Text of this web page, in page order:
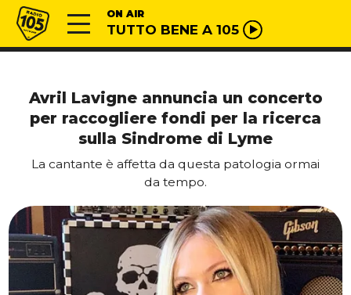
Vai al contenuto
Radio 105 ON AIR
TUTTO BENE A 105
Avril Lavigne annuncia un concerto
per raccogliere fondi per la ricerca
sulla Sindrome di Lyme
La cantante è affetta da questa patologia ormai
da tempo.